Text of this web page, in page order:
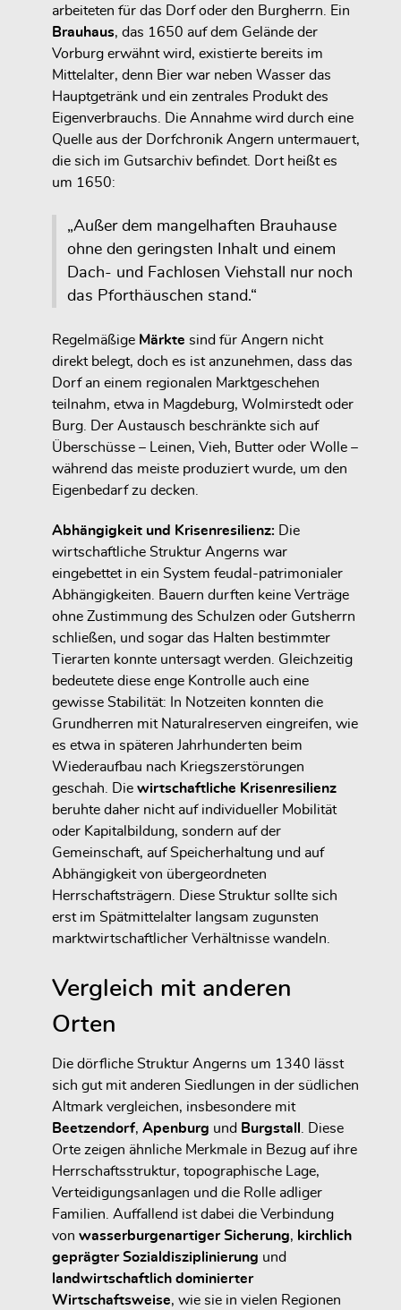
arbeiteten für das Dorf oder den Burgherrn. Ein
Brauhaus, das 1650 auf dem Gelände der
Vorburg erwähnt wird, existierte bereits im
Mittelalter, denn Bier war neben Wasser das
Hauptgetränk und ein zentrales Produkt des
Eigenverbrauchs. Die Annahme wird durch eine
Quelle aus der Dorfchronik Angern untermauert,
die sich im Gutsarchiv befindet. Dort heißt es
um 1650:
„Außer dem mangelhaften Brauhause
ohne den geringsten Inhalt und einem
Dach- und Fachlosen Viehstall nur noch
das Pforthäuschen stand.“
Regelmäßige Märkte sind für Angern nicht
direkt belegt, doch es ist anzunehmen, dass das
Dorf an einem regionalen Marktgeschehen
teilnahm, etwa in Magdeburg, Wolmirstedt oder
Burg. Der Austausch beschränkte sich auf
Überschüsse – Leinen, Vieh, Butter oder Wolle –
während das meiste produziert wurde, um den
Eigenbedarf zu decken.
Abhängigkeit und Krisenresilienz:
Die
wirtschaftliche Struktur Angerns war
eingebettet in ein System feudal-patrimonialer
Abhängigkeiten. Bauern durften keine Verträge
ohne Zustimmung des Schulzen oder Gutsherrn
schließen, und sogar das Halten bestimmter
Tierarten konnte untersagt werden. Gleichzeitig
bedeutete diese enge Kontrolle auch eine
gewisse Stabilität: In Notzeiten konnten die
Grundherren mit Naturalreserven eingreifen, wie
es etwa in späteren Jahrhunderten beim
Wiederaufbau nach Kriegszerstörungen
geschah. Die wirtschaftliche Krisenresilienz
beruhte daher nicht auf individueller Mobilität
oder Kapitalbildung, sondern auf der
Gemeinschaft, auf Speicherhaltung und auf
Abhängigkeit von übergeordneten
Herrschaftsträgern. Diese Struktur sollte sich
erst im Spätmittelalter langsam zugunsten
marktwirtschaftlicher Verhältnisse wandeln.
Vergleich mit anderen
Orten
Die dörfliche Struktur Angerns um 1340 lässt
sich gut mit anderen Siedlungen in der südlichen
Altmark vergleichen, insbesondere mit
Beetzendorf, Apenburg und Burgstall
. Diese
Orte zeigen ähnliche Merkmale in Bezug auf ihre
Herrschaftsstruktur, topographische Lage,
Verteidigungsanlagen und die Rolle adliger
Familien. Auffallend ist dabei die Verbindung
von wasserburgenartiger Sicherung, kirchlich
geprägter Sozialdisziplinierung und
landwirtschaftlich dominierter
Wirtschaftsweise, wie sie in vielen Regionen